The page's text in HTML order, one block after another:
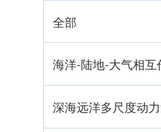
全部
海洋-陆地-大气相
深海远洋多尺度动